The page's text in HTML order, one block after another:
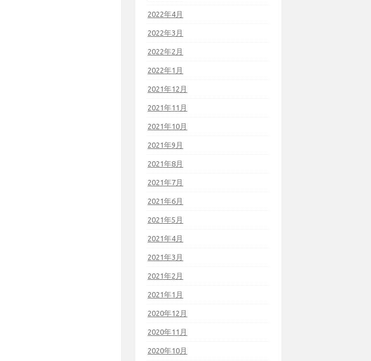
2022年4月
2022年3月
2022年2月
2022年1月
2021年12月
2021年11月
2021年10月
2021年9月
2021年8月
2021年7月
2021年6月
2021年5月
2021年4月
2021年3月
2021年2月
2021年1月
2020年12月
2020年11月
2020年10月